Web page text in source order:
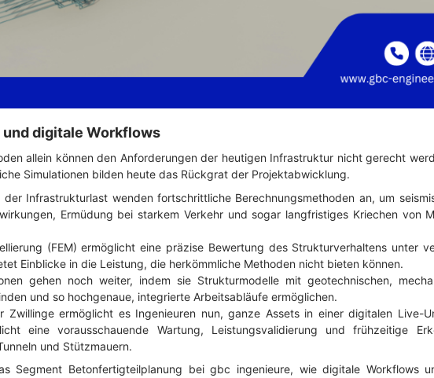
digitale Workflows
allein können den Anforderungen der heutigen Infrastruktur nicht gerecht
Simulationen bilden heute das Rückgrat der Projektabwicklung.
Infrastrukturlast wenden fortschrittliche Berechnungsmethoden an, um
Ermüdung bei starkem Verkehr und sogar langfristiges Kriechen von
(FEM) ermöglicht eine präzise Bewertung des Strukturverhaltens unter
Einblicke in die Leistung, die herkömmliche Methoden nicht bieten können.
gehen noch weiter, indem sie Strukturmodelle mit geotechnischen,
und so hochgenaue, integrierte Arbeitsabläufe ermöglichen.
Zwillinge ermöglicht es Ingenieuren nun, ganze Assets in einer digitalen Live-
eine vorausschauende Wartung, Leistungsvalidierung und frühzeitige
und Stützmauern.
Segment Betonfertigteilplanung bei gbc ingenieure, wie digitale Workflows